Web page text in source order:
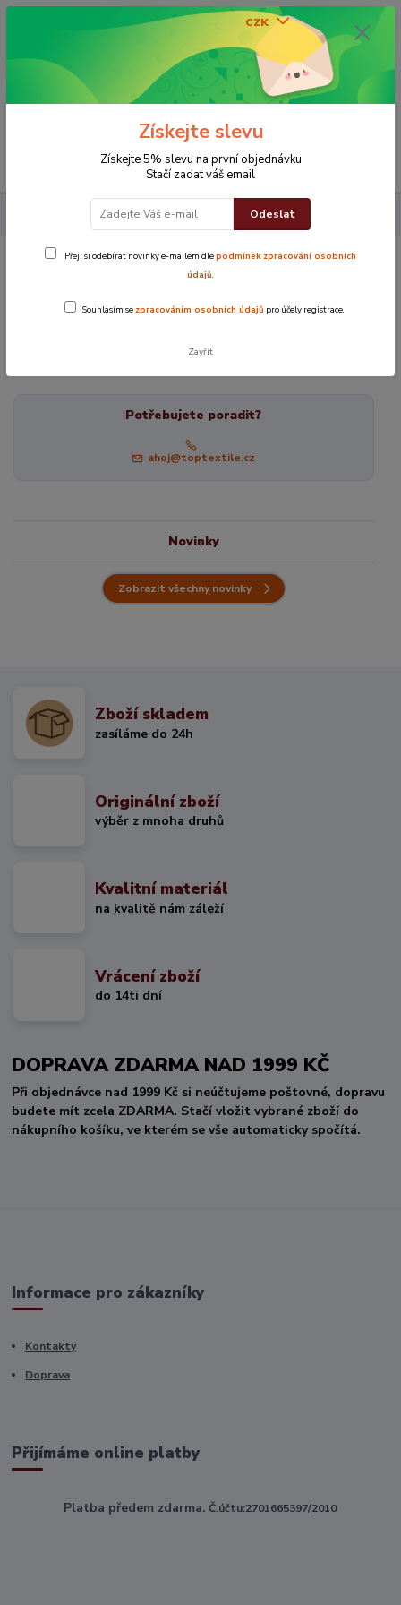
CZK
0 Kč
Vše za 29,9 Kč
Potřebujete poradit?
ahoj@toptextile.cz
Novinky
Zobrazit všechny novinky
Zboží skladem
zasíláme do 24h
Originální zboží
výběr z mnoha druhů
Kvalitní materiál
na kvalitě nám záleží
Vrácení zboží
do 14ti dní
DOPRAVA ZDARMA NAD 1999 KČ
Při objednávce nad 1999 Kč si neúčtujeme poštovné, dopravu
budete mít zcela ZDARMA. Stačí vložit vybrané zboží do
nákupního košíku, ve kterém se vše automaticky spočítá.
Informace pro zákazníky
Kontakty
Doprava
Přijímáme online platby
Platba předem zdarma. Č.účtu:2701665397/2010
Získejte slevu
Získejte 5% slevu na první objednávku
Stačí zadat váš email
Odeslat
Přeji si odebírat novinky e-mailem dlepodmínek zpracování osobních
údajů.
Souhlasím se zpracováním osobních údajů pro účely registrace.
Zavřít